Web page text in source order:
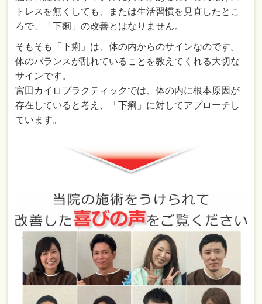
トレスを無くしても、または生活習慣を見直したとこ
ろで、「下痢」の改善とはなりません。
そもそも「下痢」は、体の内からのサインなのです。
体のバランスが乱れていることを教えてくれる大切な
サインです。
宮田カイロプラクティックでは、体の内に根本原因が
存在していると考え、「下痢」に対してアプローチし
ています。